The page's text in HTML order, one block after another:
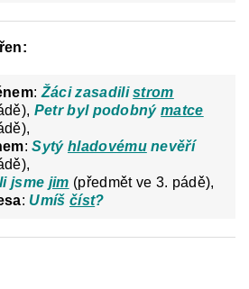
: Žáci zasadilistrom
Petr byl podobnýmatce
:Sytý hladovémunevěří
jsme jim (předmět ve 3. pádě),
: Umíš číst?